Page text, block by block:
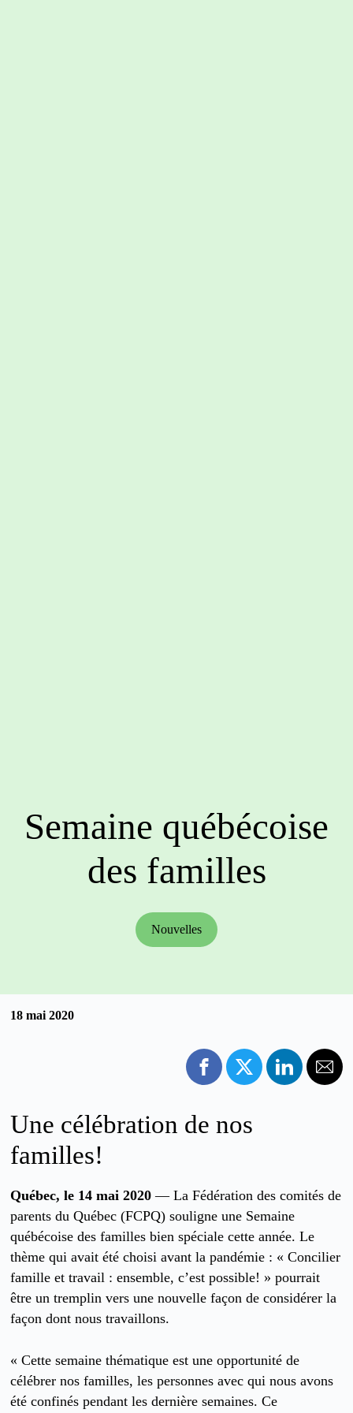
Semaine québécoise
des familles
Nouvelles
18 mai 2020
Une célébration de nos
familles!
Québec, le 14 mai 2020 — La Fédération des comités de
parents du Québec (FCPQ) souligne une Semaine
québécoise des familles bien spéciale cette année. Le
thème qui avait été choisi avant la pandémie : « Concilier
famille et travail : ensemble, c’est possible! » pourrait
être un tremplin vers une nouvelle façon de considérer la
façon dont nous travaillons.
« Cette semaine thématique est une opportunité de
célébrer nos familles, les personnes avec qui nous avons
été confinés pendant les dernière semaines. Ce